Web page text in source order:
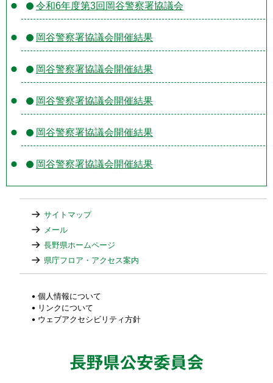
令和6年度第3回岡谷警察署協議会
岡谷警察署協議会開催結果
岡谷警察署協議会開催結果
岡谷警察署協議会開催結果
岡谷警察署協議会開催結果
岡谷警察署協議会開催結果
サイトマップ
メール
長野県ホームページ
県庁フロア・アクセス案内
個人情報について
リンクについて
ウェブアクセシビリティ方針